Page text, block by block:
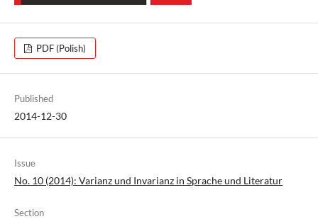
PDF (Polish)
Published
2014-12-30
Issue
No. 10 (2014): Varianz und Invarianz in Sprache und Literatur
Section